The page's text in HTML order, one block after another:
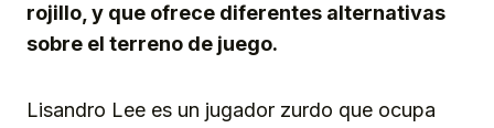
rojillo, y que ofrece diferentes alternativas
sobre el terreno de juego.
Lisandro Lee es un jugador zurdo que ocupa